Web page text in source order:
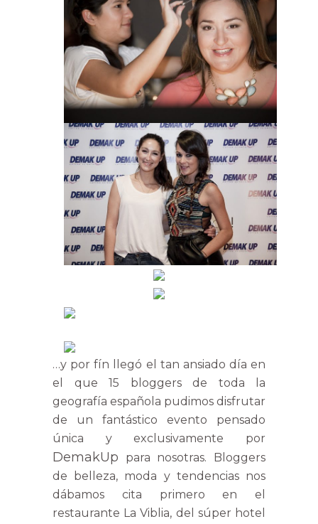
…y por fín llegó el tan ansiado día en
el que 15 bloggers de toda la
geografía española pudimos disfrutar
de un fantástico evento pensado
única y exclusivamente por
DemakUp para nosotras. Bloggers
de belleza, moda y tendencias nos
dábamos cita primero en el
restaurante La Viblia, del súper hotel